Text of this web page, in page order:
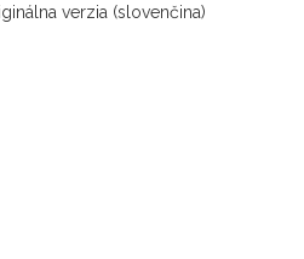
verzia (slovenčina)